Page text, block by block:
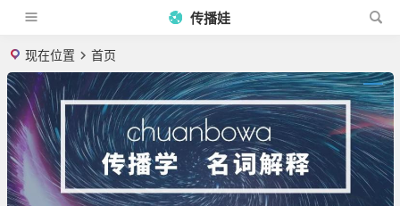
传播娃
现在位置 首页